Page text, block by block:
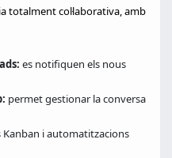
totalment col·laborativa, amb
es notifiquen els nous
permet gestionar la conversa
Kanban i automatitzacions